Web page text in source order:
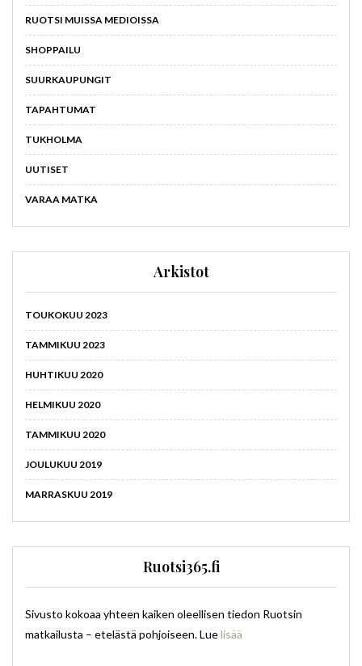
RUOTSI MUISSA MEDIOISSA
SHOPPAILU
SUURKAUPUNGIT
TAPAHTUMAT
TUKHOLMA
UUTISET
VARAA MATKA
Arkistot
TOUKOKUU 2023
TAMMIKUU 2023
HUHTIKUU 2020
HELMIKUU 2020
TAMMIKUU 2020
JOULUKUU 2019
MARRASKUU 2019
Ruotsi365.fi
Sivusto kokoaa yhteen kaiken oleellisen tiedon Ruotsin
matkailusta – etelästä pohjoiseen. Luelisää